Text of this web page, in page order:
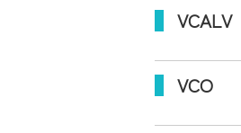
VCALV
VCO